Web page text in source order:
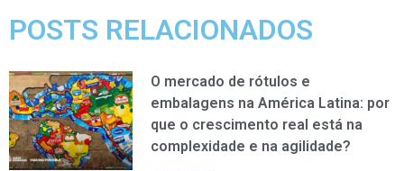
POSTS RELACIONADOS
O mercado de rótulos e
embalagens na América Latina: por
que o crescimento real está na
complexidade e na agilidade?